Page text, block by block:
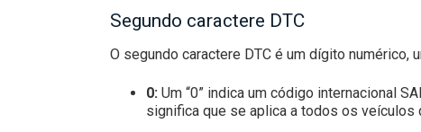
Segundo caractere DTC
O segundo caractere DTC é um dígito numérico,
0: Um “0” indica um código internacional
significa que se aplica a todos os veículos